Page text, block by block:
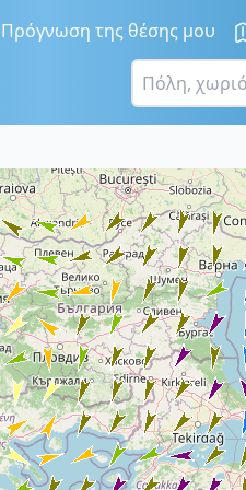
Πρόγνωση της θέσης μου